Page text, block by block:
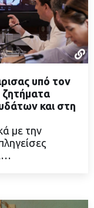
υπό τον
και στη
με την